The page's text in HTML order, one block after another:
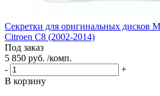
Секретки для оригинальных дисков
Citroen C8 (2002-2014)
Под заказ
5 850 руб. /комп.
-
+
В корзину